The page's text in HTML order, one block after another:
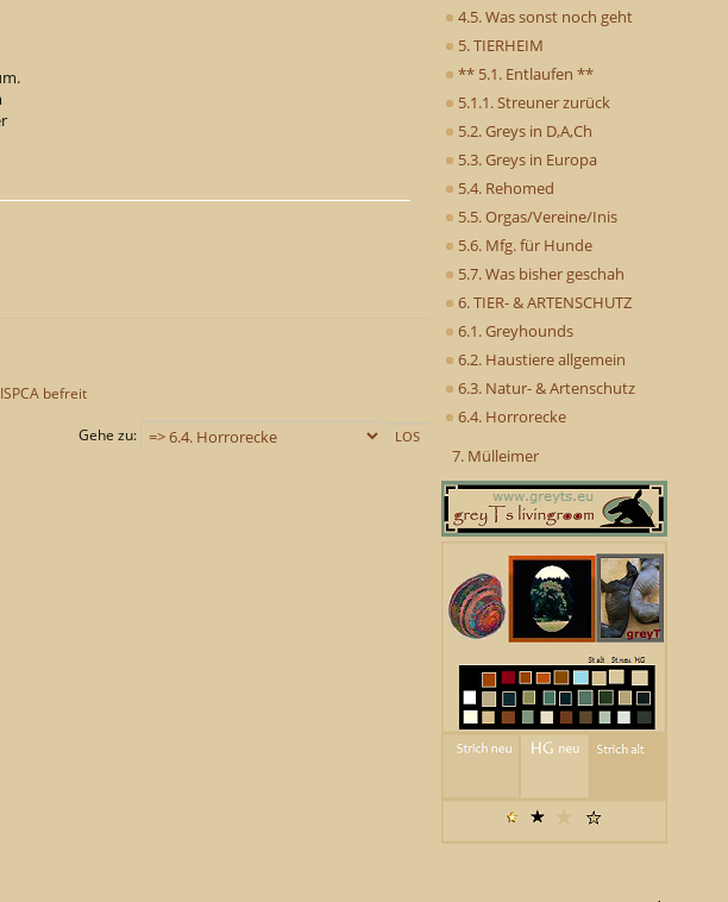
4.5. Was sonst noch geht
5. TIERHEIM
** 5.1. Entlaufen **
5.1.1. Streuner zurück
5.2. Greys in D,A,Ch
5.3. Greys in Europa
5.4. Rehomed
5.5. Orgas/Vereine/Inis
5.6. Mfg. für Hunde
5.7. Was bisher geschah
6. TIER- & ARTENSCHUTZ
6.1. Greyhounds
6.2. Haustiere allgemein
6.3. Natur- & Artenschutz
6.4. Horrorecke
7. Mülleimer
befreit
Gehe zu